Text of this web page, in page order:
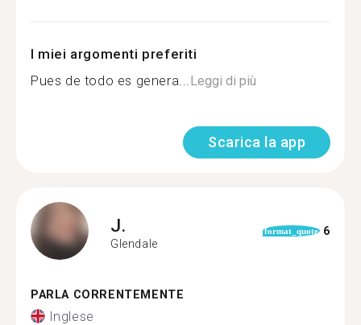
I miei argomenti preferiti
Pues de todo es genera...Leggi di più
Scarica la app
J.
Glendale
format_quote 6
PARLA CORRENTEMENTE
Inglese